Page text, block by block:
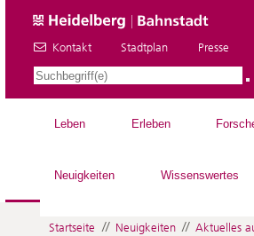
Kontakt Stadtplan Presse
Leben Erleben
Neuigkeiten Wissenswertes
Startseite // Neuigkeiten // Aktuelles